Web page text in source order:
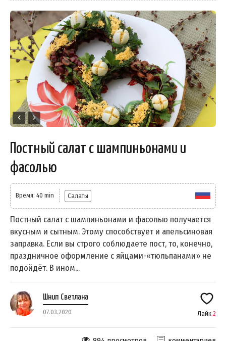
Постный салат с шампиньонами и
фасолью
Время: 40 min Салаты
Постный салат с шампиньонами и фасолью получается
вкусным и сытным. Этому способствует и апельсиновая
заправка. Если вы строго соблюдаете пост, то, конечно,
праздничное оформление с яйцами-«тюльпанами» не
подойдёт. В ином...
Шнип Светлана
07.03.2020 Лайк 2